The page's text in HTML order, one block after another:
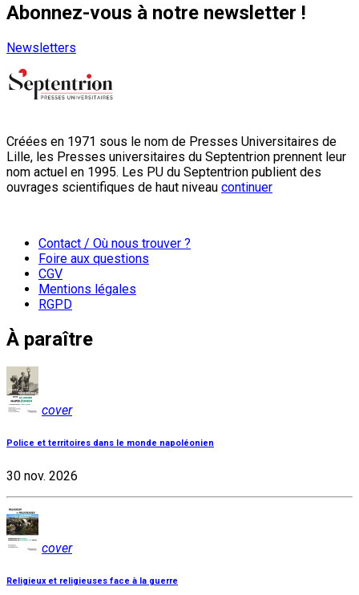
Abonnez-vous à notre newsletter !
Newsletters
Créées en 1971 sous le nom de Presses Universitaires de
Lille, les Presses universitaires du Septentrion prennent leur
nom actuel en 1995. Les PU du Septentrion publient des
ouvrages scientifiques de haut niveau continuer
Contact / Où nous trouver ?
Foire aux questions
CGV
Mentions légales
RGPD
À paraître
cover
Police et territoires dans le monde napoléonien
30 nov. 2026
cover
Religieux et religieuses face à la guerre